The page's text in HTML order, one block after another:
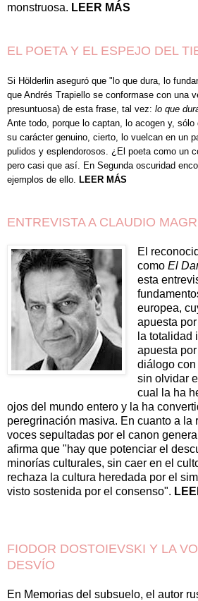
monstruosa. LEER MÁS
EL POETA Y EL ESPEJO DEL
Si Hölderlin aseguró que "lo que dura, lo
que Andrés Trapiello se conformase con una
presuntuosa) de esta frase, tal vez: lo que
Ante todo, porque lo captan, lo acogen y,
su carácter genuino, cierto, lo vuelcan en un
pulidos y esplendorosos. ¿El poeta como un
pero casi que así. En Segunda oscuridad
ejemplos de ello.
LEER MÁS
ENTREVISTA A CLAUDIO
El
como El
esta
europea,
apuesta
la totalidad
apuesta
diálogo con
sin olvidar
cual la ha
ojos del mundo entero y la ha
peregrinación masiva. En cuanto a la
voces sepultadas por el canon
afirma que "hay que potenciar el
minorías culturales­, sin caer en el
rechaza la cultura heredada por el
visto sostenida por el consenso".
FIODOR DOSTOIEVSKI Y LA
DESVÍO
En Memorias del subsuelo, el autor